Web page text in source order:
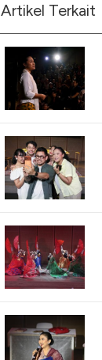
Artikel Terkait